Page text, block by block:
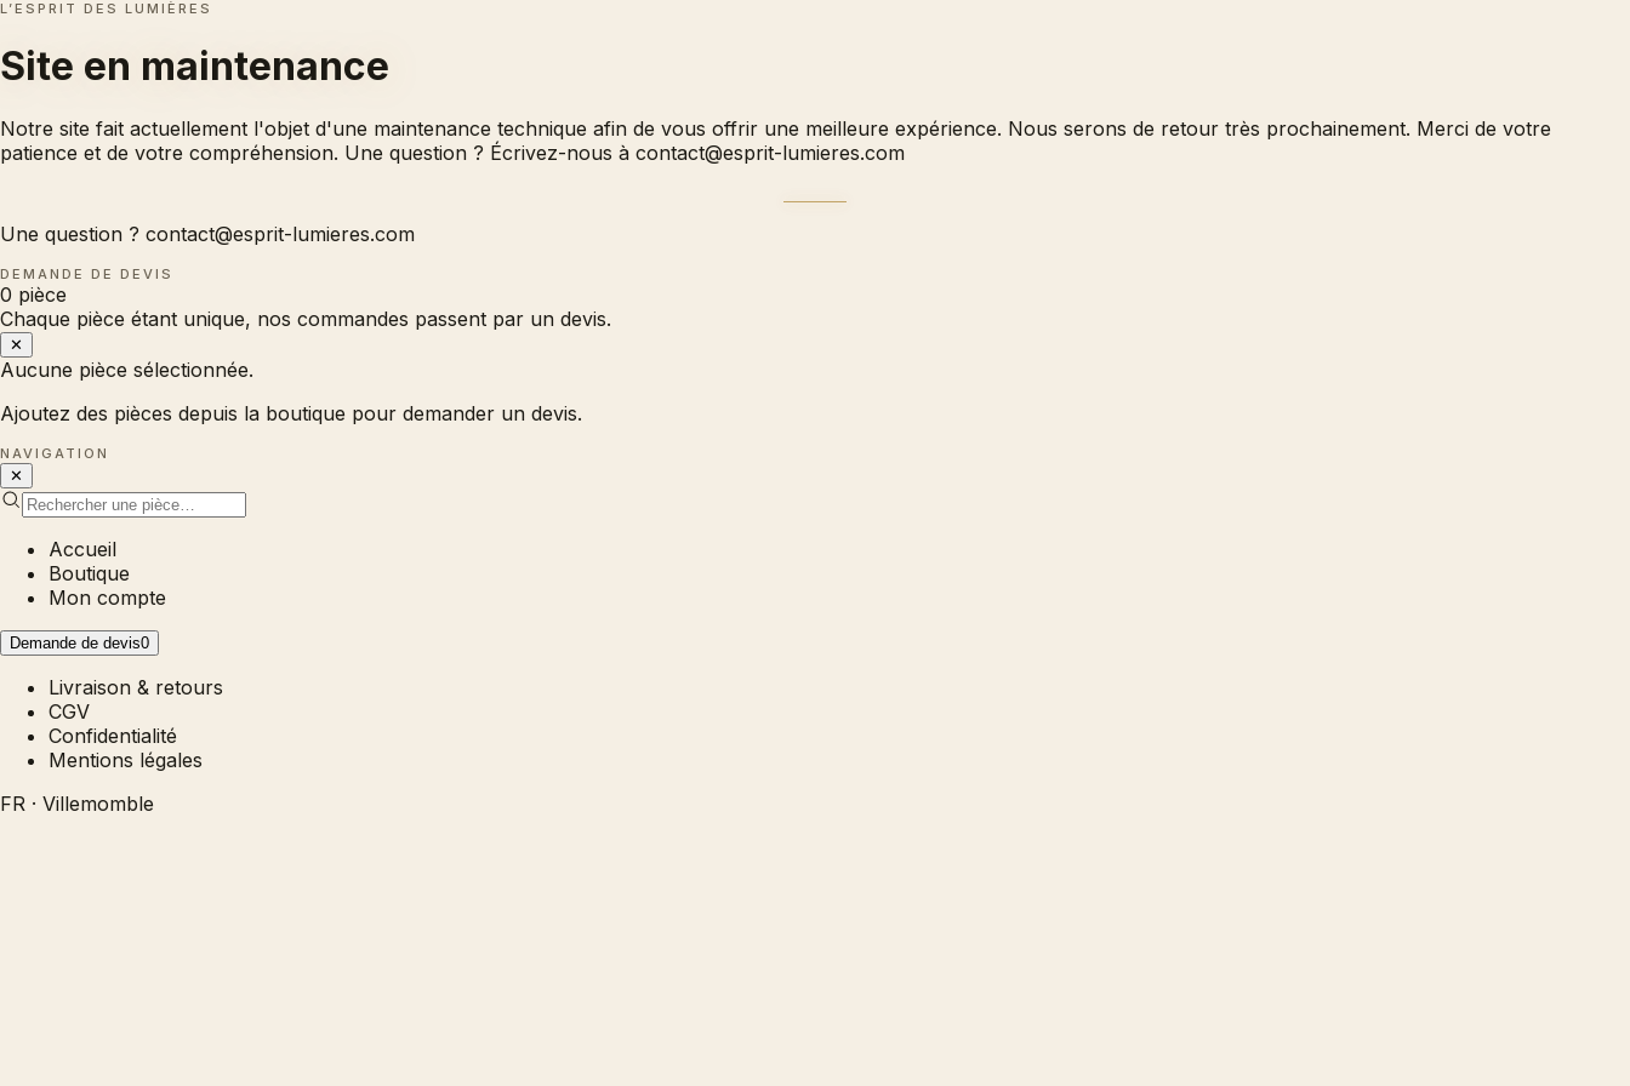
L’ESPRIT DES LUMIÈRES
Site en maintenance
Notre site fait actuellement l'objet d'une maintenance technique afin de vous offrir une meilleure expérience. Nous serons de retour très prochainement. Merci de votre
patience et de votre compréhension. Une question ? Écrivez-nous à contact@esprit-lumieres.com
Une question ? contact@esprit-lumieres.com
DEMANDE DE DEVIS
0 pièce
Chaque pièce étant unique, nos commandes passent par un devis.
✕
Aucune pièce sélectionnée.
Ajoutez des pièces depuis la boutique pour demander un devis.
NAVIGATION
✕
Accueil
Boutique
Mon compte
Demande de devis0
Livraison & retours
CGV
Confidentialité
Mentions légales
FR · Villemomble